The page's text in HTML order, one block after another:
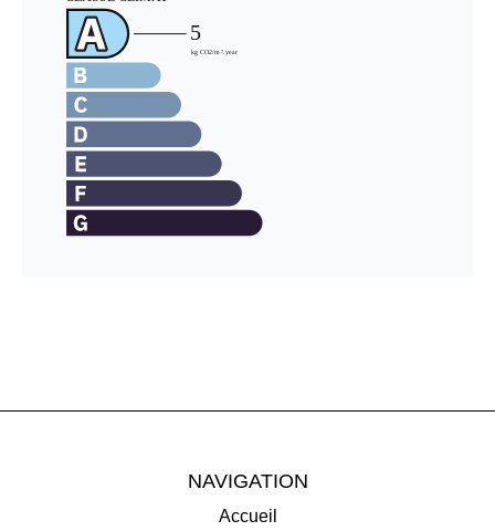
NAVIGATION
Accueil